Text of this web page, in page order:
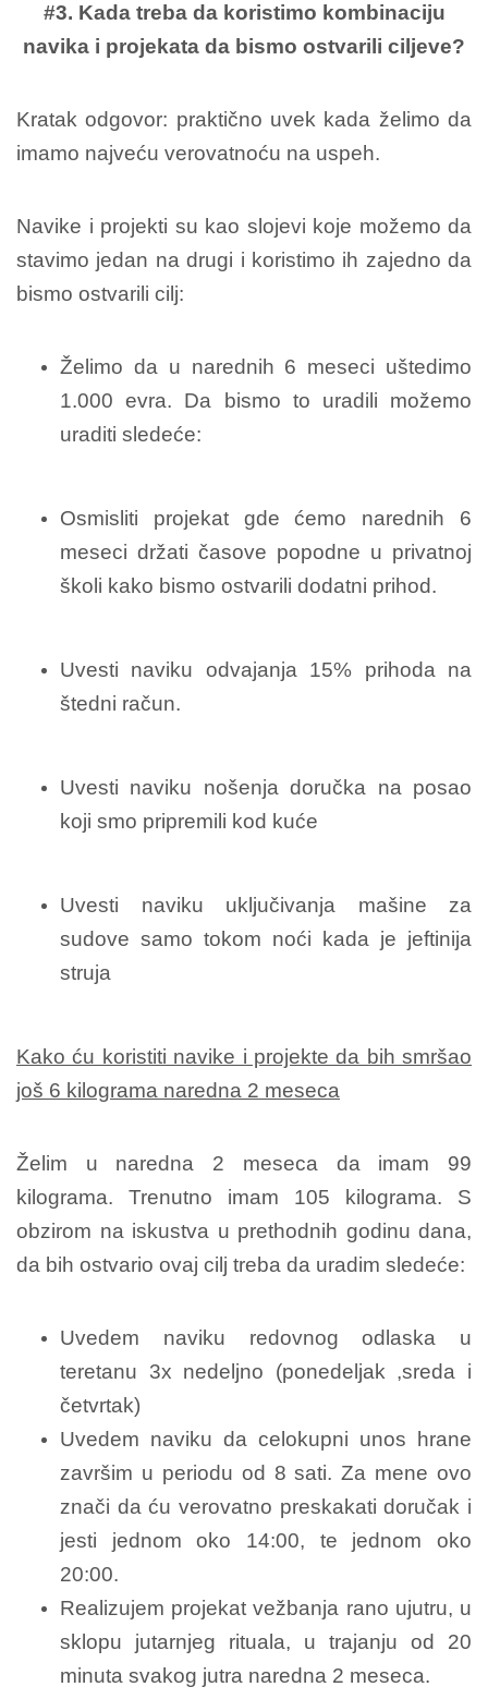
#3. Kada treba da koristimo kombinaciju
navika i projekata da bismo ostvarili ciljeve?
Kratak odgovor: praktično uvek kada želimo da
imamo najveću verovatnoću na uspeh.
Navike i projekti su kao slojevi koje možemo da
stavimo jedan na drugi i koristimo ih zajedno da
bismo ostvarili cilj:
Želimo da u narednih 6 meseci uštedimo
1.000 evra. Da bismo to uradili možemo
uraditi sledeće:
Osmisliti projekat gde ćemo narednih 6
meseci držati časove popodne u privatnoj
školi kako bismo ostvarili dodatni prihod.
Uvesti naviku odvajanja 15% prihoda na
štedni račun.
Uvesti naviku nošenja doručka na posao
koji smo pripremili kod kuće
Uvesti naviku uključivanja mašine za
sudove samo tokom noći kada je jeftinija
struja
Kako ću koristiti navike i projekte da bih smršao
još 6 kilograma naredna 2 meseca
Želim u naredna 2 meseca da imam 99
kilograma. Trenutno imam 105 kilograma. S
obzirom na iskustva u prethodnih godinu dana,
da bih ostvario ovaj cilj treba da uradim sledeće:
Uvedem naviku redovnog odlaska u
teretanu 3x nedeljno (ponedeljak ,sreda i
četvrtak)
Uvedem naviku da celokupni unos hrane
završim u periodu od 8 sati. Za mene ovo
znači da ću verovatno preskakati doručak i
jesti jednom oko 14:00, te jednom oko
20:00.
Realizujem projekat vežbanja rano ujutru, u
sklopu jutarnjeg rituala, u trajanju od 20
minuta svakog jutra naredna 2 meseca.